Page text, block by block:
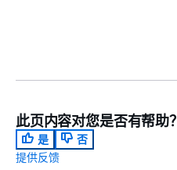
此页内容对您是否有帮助？
是
否
提供反馈